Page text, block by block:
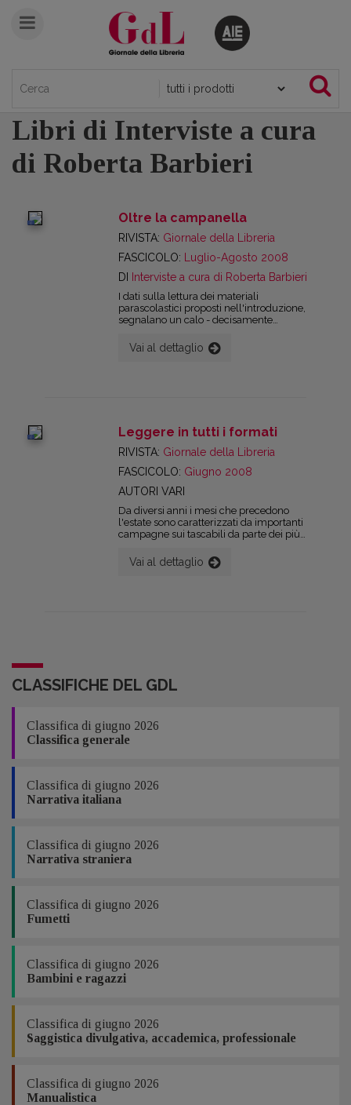
Libri di Interviste a cura
di Roberta Barbieri
Oltre la campanella
RIVISTA: Giornale della Libreria
FASCICOLO:
Luglio-Agosto 2008
DI
Interviste a cura di Roberta Barbieri
I dati sulla lettura dei materiali
parascolastici proposti nell'introduzione,
segnalano un calo - decisamente
perché alcuni di questi prodotti stanno
migrando (o sono già migrati) su supporti
Vai al dettaglio
Leggere in tutti i formati
RIVISTA: Giornale della Libreria
FASCICOLO: Giugno 2008
AUTORI VARI
Da diversi anni i mesi che precedono
l'estate sono caratterizzati da importanti
campagne sui tascabili da parte dei più
a dare spazio alle novità hard cover da una
parte e, dall'altra, alle migliaia di tascabili in
Vai al dettaglio
CLASSIFICHE DEL GDL
Classifica di giugno 2026
Classifica generale
Classifica di giugno 2026
Narrativa italiana
Classifica di giugno 2026
Narrativa straniera
Classifica di giugno 2026
Fumetti
Classifica di giugno 2026
Bambini e ragazzi
Classifica di giugno 2026
Saggistica divulgativa, accademica, professionale
Classifica di giugno 2026
Manualistica